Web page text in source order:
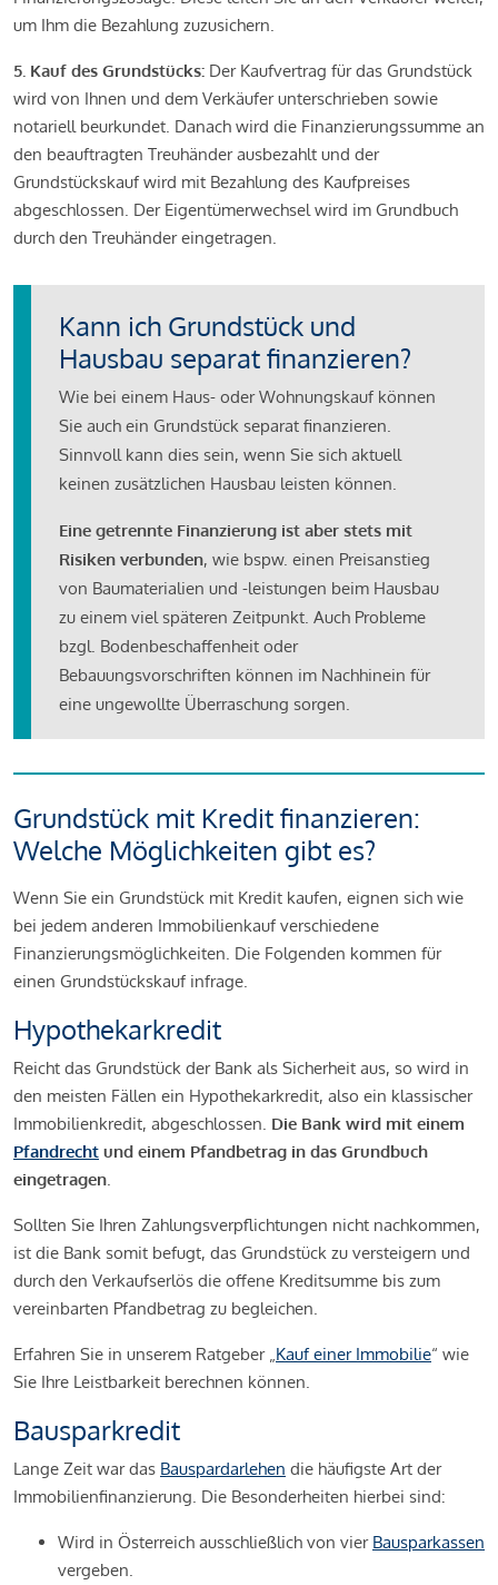
um Ihm die Bezahlung zuzusichern.
5. Kauf des Grundstücks: Der Kaufvertrag für das Grundstück
wird von Ihnen und dem Verkäufer unterschrieben sowie
notariell beurkundet. Danach wird die Finanzierungssumme an
den beauftragten Treuhänder ausbezahlt und der
Grundstückskauf wird mit Bezahlung des Kaufpreises
abgeschlossen. Der Eigentümerwechsel wird im Grundbuch
durch den Treuhänder eingetragen.
Kann ich Grundstück und
Hausbau separat finanzieren?
Wie bei einem Haus- oder Wohnungskauf können
Sie auch ein Grundstück separat finanzieren.
Sinnvoll kann dies sein, wenn Sie sich aktuell
keinen zusätzlichen Hausbau leisten können.
Eine getrennte Finanzierung ist aber stets mit
Risiken verbunden, wie bspw. einen Preisanstieg
von Baumaterialien und -leistungen beim Hausbau
zu einem viel späteren Zeitpunkt. Auch Probleme
bzgl. Bodenbeschaffenheit oder
Bebauungsvorschriften können im Nachhinein für
eine ungewollte Überraschung sorgen.
Grundstück mit Kredit finanzieren:
Welche Möglichkeiten gibt es?
Wenn Sie ein Grundstück mit Kredit kaufen, eignen sich wie
bei jedem anderen Immobilienkauf verschiedene
Finanzierungsmöglichkeiten. Die Folgenden kommen für
einen Grundstückskauf infrage.
Hypothekarkredit
Reicht das Grundstück der Bank als Sicherheit aus, so wird in
den meisten Fällen ein Hypothekarkredit, also ein klassischer
Immobilienkredit, abgeschlossen. Die Bank wird mit einem
Pfandrecht und einem Pfandbetrag in das Grundbuch
eingetragen
Sollten Sie Ihren Zahlungsverpflichtungen nicht nachkommen,
ist die Bank somit befugt, das Grundstück zu versteigern und
durch den Verkaufserlös die offene Kreditsumme bis zum
vereinbarten Pfandbetrag zu begleichen.
Erfahren Sie in unserem Ratgeber „ Kauf einer Immobilie“ wie
Sie Ihre Leistbarkeit berechnen können.
Bausparkredit
Lange Zeit war das Bauspardarlehen die häufigste Art der
Immobilienfinanzierung. Die Besonderheiten hierbei sind:
Wird in Österreich ausschließlich von vier Bausparkassen
vergeben.